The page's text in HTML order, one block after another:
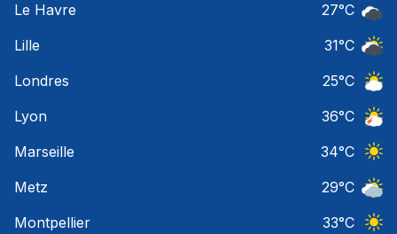
Le Havre
27°C
Lille
31°C
Londres
25°C
Lyon
36°C
Marseille
34°C
Metz
29°C
Montpellier
33°C